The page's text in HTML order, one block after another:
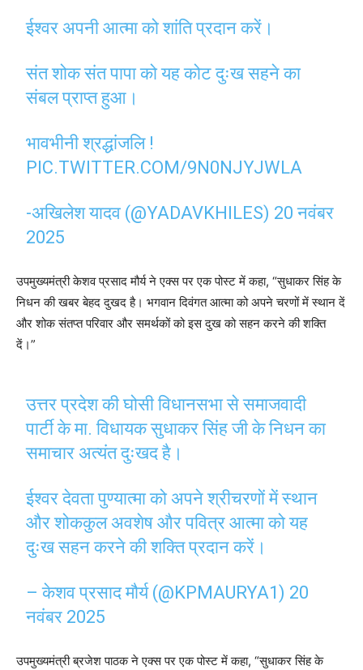
ईश्वर अपनी आत्मा को शांति प्रदान करें।
संत शोक संत पापा को यह कोट दुःख सहने का
संबल प्राप्त हुआ।
भावभीनी श्रद्धांजलि !
PIC.TWITTER.COM/9N0NJYJWLA
-अखिलेश यादव (@YADAVKHILES) 20 नवंबर
2025
उपमुख्यमंत्री केशव प्रसाद मौर्य ने एक्स पर एक पोस्ट में कहा, “सुधाकर सिंह के
निधन की खबर बेहद दुखद है। भगवान दिवंगत आत्मा को अपने चरणों में स्थान दें
और शोक संतप्त परिवार और समर्थकों को इस दुख को सहन करने की शक्ति
दें।”
उत्तर प्रदेश की घोसी विधानसभा से समाजवादी
पार्टी के मा. विधायक सुधाकर सिंह जी के निधन का
समाचार अत्यंत दुःखद है।
ईश्वर देवता पुण्यात्मा को अपने श्रीचरणों में स्थान
और शोककुल अवशेष और पवित्र आत्मा को यह
दुःख सहन करने की शक्ति प्रदान करें।
– केशव प्रसाद मौर्य (@KPMAURYA1) 20
नवंबर 2025
उपमुख्यमंत्री ब्रजेश पाठक ने एक्स पर एक पोस्ट में कहा, “सुधाकर सिंह के